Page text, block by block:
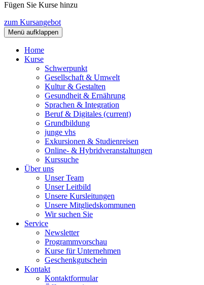
Fügen Sie Kurse hinzu
zum Kursangebot
Menü aufklappen
Home
Kurse
Schwerpunkt
Gesellschaft & Umwelt
Kultur & Gestalten
Gesundheit & Ernährung
Sprachen & Integration
Beruf & Digitales (current)
Grundbildung
junge vhs
Exkursionen & Studienreisen
Online- & Hybridveranstaltungen
Kurssuche
Über uns
Unser Team
Unser Leitbild
Unsere Kursleitungen
Unsere Mitgliedskommunen
Wir suchen Sie
Service
Newsletter
Programmvorschau
Kurse für Unternehmen
Geschenkgutschein
Kontakt
Kontaktformular